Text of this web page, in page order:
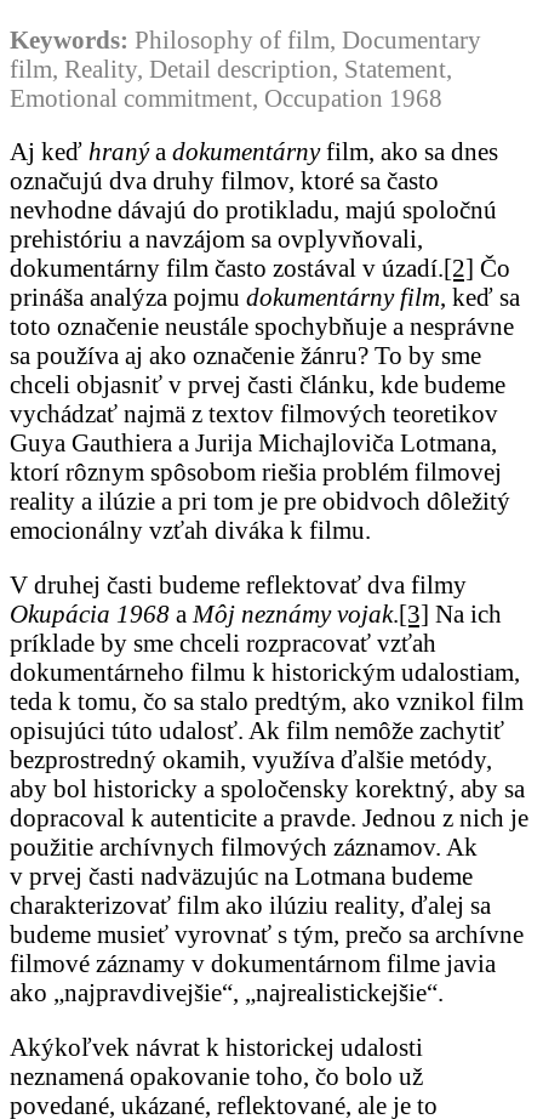
Keywords: Philosophy of film, Documentary
film, Reality, Detail description, Statement,
Emotional commitment, Occupation 1968
Aj keď hranýa dokumentárnyfilm, ako sa dnes
označujú dva druhy filmov, ktoré sa často
nevhodne dávajú do protikladu, majú spoločnú
prehistóriu a navzájom sa ovplyvňovali,
dokumentárny film často zostával v úzadí.[2] Čo
prináša analýza pojmu dokumentárny film, keď sa
toto označenie neustále spochybňuje a nesprávne
sa používa aj ako označenie žánru? To by sme
chceli objasniť v prvej časti článku, kde budeme
vychádzať najmä z textov filmových teoretikov
Guya Gauthiera a Jurija Michajloviča Lotmana,
ktorí rôznym spôsobom riešia problém filmovej
reality a ilúzie a pri tom je pre obidvoch dôležitý
emocionálny vzťah diváka k filmu.
V druhej časti budeme reflektovať dva filmy
Okupácia 1968 a Môj neznámy vojak.[3] Na ich
príklade by sme chceli rozpracovať vzťah
dokumentárneho filmu k historickým udalostiam,
teda k tomu, čo sa stalo predtým, ako vznikol film
opisujúci túto udalosť. Ak film nemôže zachytiť
bezprostredný okamih, využíva ďalšie metódy,
aby bol historicky a spoločensky korektný, aby sa
dopracoval k autenticite a pravde. Jednou z nich je
použitie archívnych filmových záznamov. Ak
v prvej časti nadväzujúc na Lotmana budeme
charakterizovať film ako ilúziu reality, ďalej sa
budeme musieť vyrovnať s tým, prečo sa archívne
filmové záznamy v dokumentárnom filme javia
ako „najpravdivejšie“, „najrealistickejšie“.
Akýkoľvek návrat k historickej udalosti
neznamená opakovanie toho, čo bolo už
povedané, ukázané, reflektované, ale je to